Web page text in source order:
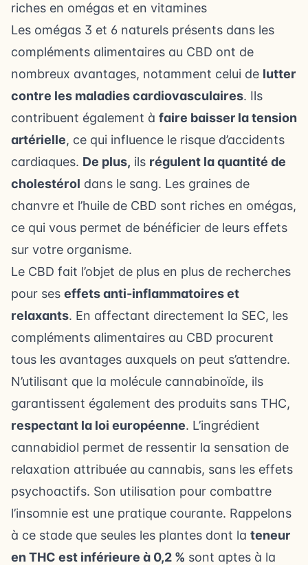
riches en omégas et en vitamines
Les omégas 3 et 6 naturels présents dans les
compléments alimentaires au CBD ont de
nombreux avantages, notamment celui de lutter
contre les maladies cardiovasculaires. Ils
contribuent également à faire baisser la tension
artérielle, ce qui influence le risque d’accidents
cardiaques. De plus, ils régulent la quantité de
cholestérol dans le sang. Les graines de
chanvre et l’huile de CBD sont riches en omégas,
ce qui vous permet de bénéficier de leurs effets
sur votre organisme.
Le CBD fait l’objet de plus en plus de recherches
pour ses effets anti-inflammatoires et
relaxants. En affectant directement la SEC, les
compléments alimentaires au CBD procurent
tous les avantages auxquels on peut s’attendre.
N’utilisant que la molécule cannabinoïde, ils
garantissent également des produits sans THC,
respectant la loi européenne. L’ingrédient
cannabidiol permet de ressentir la sensation de
relaxation attribuée au cannabis, sans les effets
psychoactifs. Son utilisation pour combattre
l’insomnie est une pratique courante. Rappelons
à ce stade que seules les plantes dont la teneur
en THC est inférieure à 0,2 % sont aptes à la